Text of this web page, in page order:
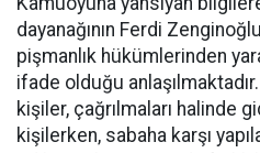
dayanağının Ferdi
pişmanlık hükümlerinden
ifade olduğu
kişiler, çağrılmaları halinde
kişilerken, sabaha karşı